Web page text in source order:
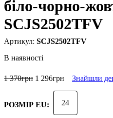
біло-чорно-
SCJS2502TFV
SCJS2502TFV
В наявності
1 370грн 1 296грн Знайшли
РОЗМІР EU: 24